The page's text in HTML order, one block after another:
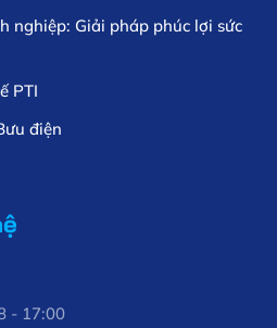
nghiệp: Giải pháp phúc lợi sức
PTI
điện
- 17:00